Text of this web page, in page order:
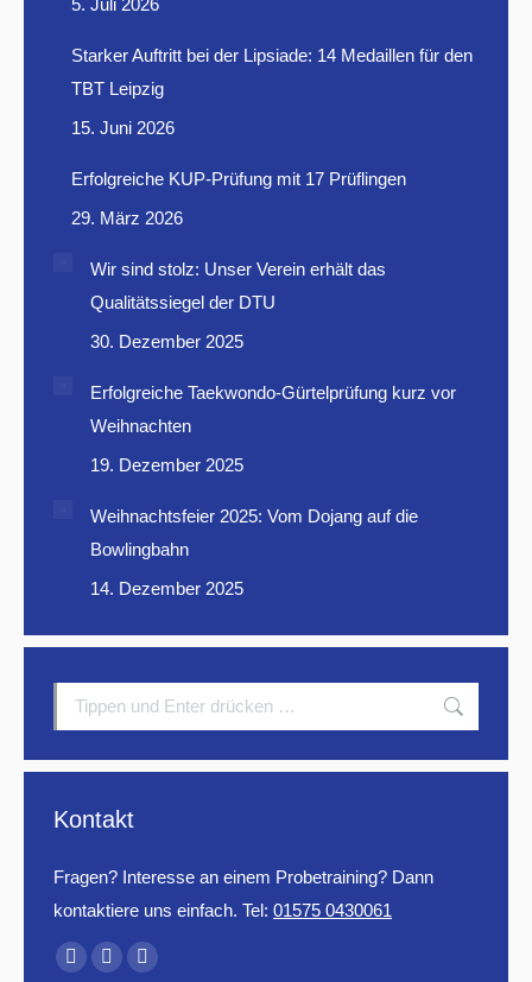
5. Juli 2026
Starker Auftritt bei der Lipsiade: 14 Medaillen für den
TBT Leipzig
15. Juni 2026
Erfolgreiche KUP-Prüfung mit 17 Prüflingen
29. März 2026
Wir sind stolz: Unser Verein erhält das
Qualitätssiegel der DTU
30. Dezember 2025
Erfolgreiche Taekwondo-Gürtelprüfung kurz vor
Weihnachten
19. Dezember 2025
Weihnachtsfeier 2025: Vom Dojang auf die
Bowlingbahn
14. Dezember 2025
Search:
Kontakt
Fragen? Interesse an einem Probetraining? Dann
kontaktiere uns einfach. Tel: 01575 0430061
Finden Sie uns auf:
Facebook
Instagram
E-